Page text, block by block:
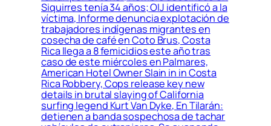
Siquirres tenía 34 años; OIJ identificó a la
víctima, Informe denuncia explotación de
trabajadores indígenas migrantes en
cosecha de café en Coto Brus, Costa
Rica llega a 8 femicidios este año tras
caso de este miércoles en Palmares,
American Hotel Owner Slain in in Costa
Rica Robbery, Cops release key new
details in brutal slaying of California
surfing legend Kurt Van Dyke, En Tilarán:
detienen a banda sospechosa de tachar